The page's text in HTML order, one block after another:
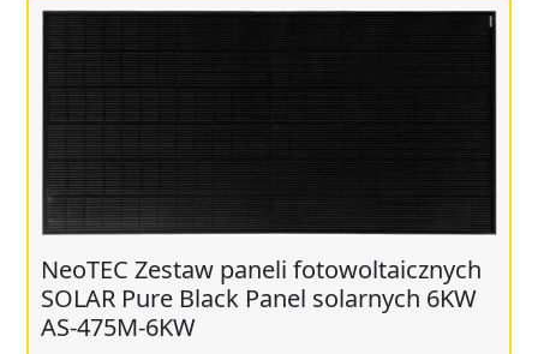
NeoTEC Zestaw paneli fotowoltaicznych
SOLAR Pure Black Panel solarnych 6KW
AS-475M-6KW